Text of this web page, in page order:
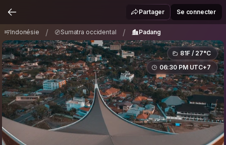
Sumatra occidental / Padang
Partager Se connecter
Indonésie / Sumatra occidental / Padang
81F / 27°C
06:30 PM UTC+7